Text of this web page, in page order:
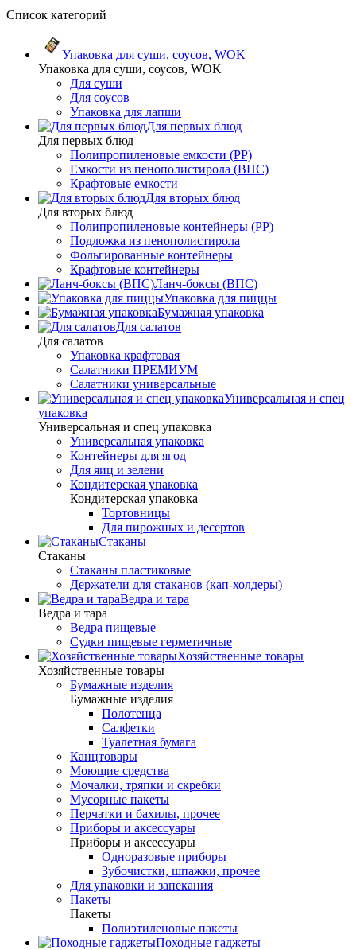
Список категорий
Упаковка для суши, соусов, WOK
Упаковка для суши, соусов, WOK
Для суши
Для соусов
Упаковка для лапши
Для первых блюд
Для первых блюд
Полипропиленовые емкости (PP)
Емкости из пенополистирола (ВПС)
Крафтовые емкости
Для вторых блюд
Для вторых блюд
Полипропиленовые контейнеры (PP)
Подложка из пенополистирола
Фольгированные контейнеры
Крафтовые контейнеры
Ланч-боксы (ВПС)
Упаковка для пиццы
Бумажная упаковка
Для салатов
Для салатов
Упаковка крафтовая
Салатники ПРЕМИУМ
Салатники универсальные
Универсальная и спец
упаковка
Универсальная и спец упаковка
Универсальная упаковка
Контейнеры для ягод
Для яиц и зелени
Кондитерская упаковка
Кондитерская упаковка
Тортовницы
Для пирожных и десертов
Стаканы
Стаканы
Стаканы пластиковые
Держатели для стаканов (кап-холдеры)
Ведра и тара
Ведра и тара
Ведра пищевые
Судки пищевые герметичные
Хозяйственные товары
Хозяйственные товары
Бумажные изделия
Бумажные изделия
Полотенца
Салфетки
Туалетная бумага
Канцтовары
Моющие средства
Мочалки, тряпки и скребки
Мусорные пакеты
Перчатки и бахилы, прочее
Приборы и аксессуары
Приборы и аксессуары
Одноразовые приборы
Зубочистки, шпажки, прочее
Для упаковки и запекания
Пакеты
Пакеты
Полиэтиленовые пакеты
Походные гаджеты